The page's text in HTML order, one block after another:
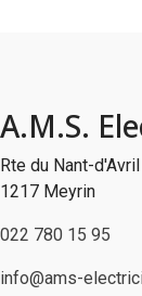
A.M.S.
Rte du Nant-
1217 Meyrin
022 780 15 95
info@ams-